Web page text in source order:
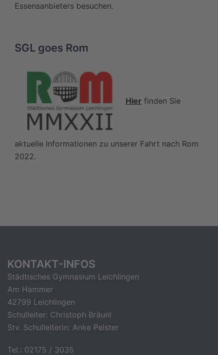
Essensanbieters besuchen.
SGL goes Rom
Hier finden Sie
aktuelle Informationen zu unserer Fahrt nach Rom
2022.
KONTAKT-INFOS
Städtisches Gymnasium Leichlingen
Am Hammer
42799 Leichlingen
Schulleiter: Christoph Bräunl
Stv. Schulleiterin: Anke Pelster
Tel.: 02175 / 3035